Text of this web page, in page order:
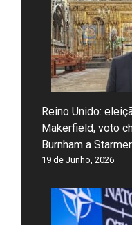
Reino Unido:
Makerfield, voto
Burnham a Starmer
19 de Junho, 2026